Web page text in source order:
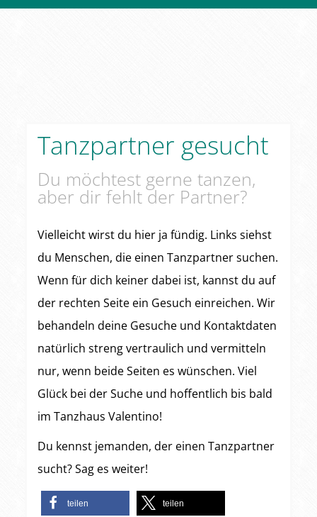
Tanzpartner gesucht
Du möchtest gerne tanzen,
aber dir fehlt der Partner?
Vielleicht wirst du hier ja fündig. Links siehst
du Menschen, die einen Tanzpartner suchen.
Wenn für dich keiner dabei ist, kannst du auf
der rechten Seite ein Gesuch einreichen. Wir
behandeln deine Gesuche und Kontaktdaten
natürlich streng vertraulich und vermitteln
nur, wenn beide Seiten es wünschen. Viel
Glück bei der Suche und hoffentlich bis bald
im Tanzhaus Valentino!
Du kennst jemanden, der einen Tanzpartner
sucht? Sag es weiter!
teilen teilen